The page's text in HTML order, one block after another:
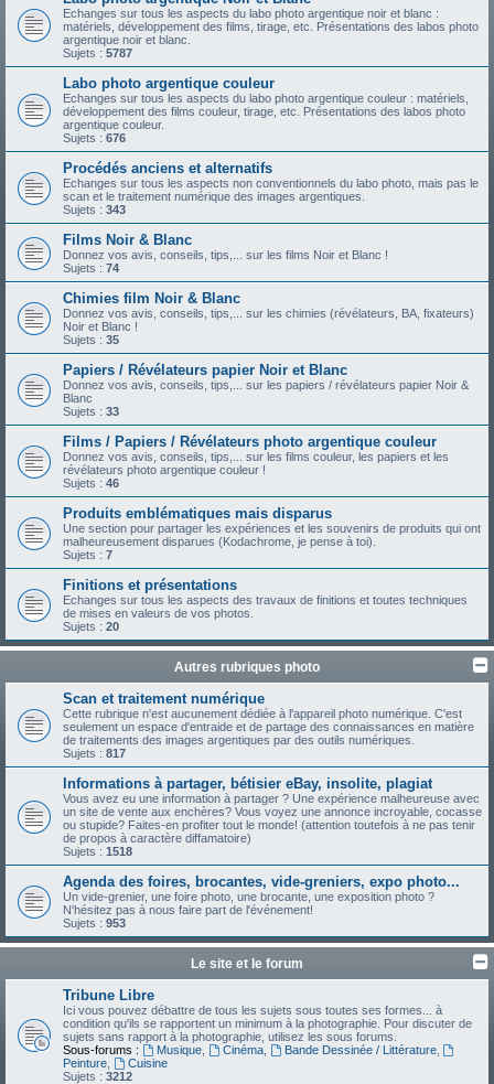
Echanges sur tous les aspects du labo photo argentique noir et blanc :
matériels, développement des films, tirage, etc. Présentations des labos photo
argentique noir et blanc.
Sujets : 5787
Labo photo argentique couleur
Echanges sur tous les aspects du labo photo argentique couleur : matériels,
développement des films couleur, tirage, etc. Présentations des labos photo
argentique couleur.
Sujets : 676
Procédés anciens et alternatifs
Echanges sur tous les aspects non conventionnels du labo photo, mais pas le
scan et le traitement numérique des images argentiques.
Sujets : 343
Films Noir & Blanc
Donnez vos avis, conseils, tips,... sur les films Noir et Blanc !
Sujets : 74
Chimies film Noir & Blanc
Donnez vos avis, conseils, tips,... sur les chimies (révélateurs, BA, fixateurs)
Noir et Blanc !
Sujets : 35
Papiers / Révélateurs papier Noir et Blanc
Donnez vos avis, conseils, tips,... sur les papiers / révélateurs papier Noir &
Blanc
Sujets : 33
Films / Papiers / Révélateurs photo argentique couleur
Donnez vos avis, conseils, tips,... sur les films couleur, les papiers et les
révélateurs photo argentique couleur !
Sujets : 46
Produits emblématiques mais disparus
Une section pour partager les expériences et les souvenirs de produits qui ont
malheureusement disparues (Kodachrome, je pense à toi).
Sujets : 7
Finitions et présentations
Echanges sur tous les aspects des travaux de finitions et toutes techniques
de mises en valeurs de vos photos.
Sujets : 20
Autres rubriques photo
Scan et traitement numérique
Cette rubrique n'est aucunement dédiée à l'appareil photo numérique. C'est
seulement un espace d'entraide et de partage des connaissances en matière
de traitements des images argentiques par des outils numériques.
Sujets : 817
Informations à partager, bétisier eBay, insolite, plagiat
Vous avez eu une information à partager ? Une expérience malheureuse avec
un site de vente aux enchères? Vous voyez une annonce incroyable, cocasse
ou stupide? Faites-en profiter tout le monde! (attention toutefois à ne pas tenir
de propos à caractère diffamatoire)
Sujets : 1518
Agenda des foires, brocantes, vide-greniers, expo photo...
Un vide-grenier, une foire photo, une brocante, une exposition photo ?
N'hésitez pas à nous faire part de l'événement!
Sujets : 953
Le site et le forum
Tribune Libre
Ici vous pouvez débattre de tous les sujets sous toutes ses formes... à
condition qu'ils se rapportent un minimum à la photographie. Pour discuter de
sujets sans rapport à la photographie, utilisez les sous forums.
Sous-forums :
Musique, Cinéma, Bande Dessinée / Littérature,
Peinture
Cuisine
Sujets : 3212